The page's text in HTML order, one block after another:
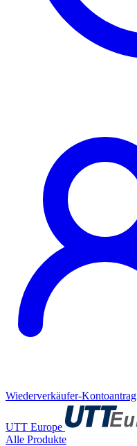
Wiederverkäufer-Kontoantrag
UTT Europe
Alle Produkte